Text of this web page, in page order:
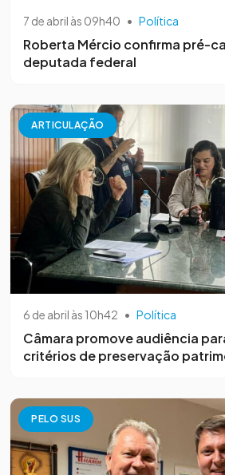
7 de abril às 09h40 • Política
Roberta Mércio confirma pré-
deputada federal
ARTICULAÇÃO
6 de abril às 10h42 • Política
Câmara promove audiência
critérios de preservação
PELO SUS